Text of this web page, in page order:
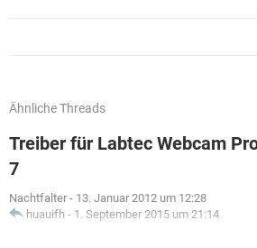
Ähnliche Threads
Treiber für Labtec Webcam
7
Nachtfalter - 13. Januar 2012 um 12:28
huauifh - 1. September 2015 um 21:14